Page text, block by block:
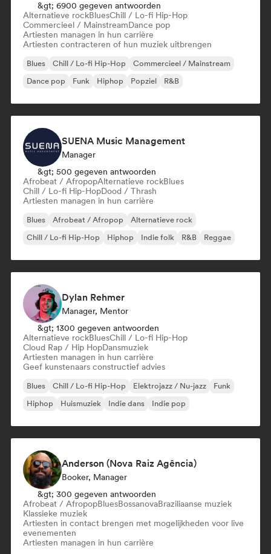
&gt; 6900 gegeven antwoorden
Alternatieve rockBluesChill / Lo-fi Hip-Hop
Commercieel / MainstreamDance pop
Artiesten managen in hun carrière
Artiesten contracteren of hun muziek uitbrengen
Blues Chill / Lo-fi Hip-Hop
Commercieel / Mainstream
Dance pop
Funk Hiphop Popziel R&B
SUENA Music Management
Manager
&gt; 500 gegeven antwoorden
Afrobeat / AfropopAlternatieve rockBlues
Chill / Lo-fi Hip-HopDood / Thrash
Artiesten managen in hun carrière
Blues Afrobeat / Afropop
Alternatieve rock
Chill / Lo-fi Hip-Hop
Hiphop Indie folk R&B Reggae
Dylan Rehmer
Manager, Mentor
&gt; 1300 gegeven antwoorden
Alternatieve rockBluesChill / Lo-fi Hip-Hop
Cloud Rap / Hip HopDansmuziek
Artiesten managen in hun carrière
Geef kunstenaars constructief advies
Blues Chill / Lo-fi Hip-Hop Elektrojazz / Nu-jazz
Funk
Hiphop
Huismuziek Indie dans Indie pop
Anderson (Nova Raiz Agência)
Booker, Manager
&gt; 300 gegeven antwoorden
Afrobeat / AfropopBluesBossanovaBraziliaanse muziek
Klassieke muziek
Artiesten in contact brengen met mogelijkheden voor live
evenementen
Artiesten managen in hun carrière